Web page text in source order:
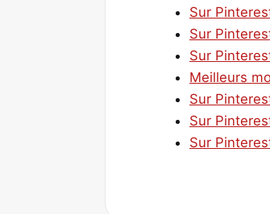
Sur
Sur
Sur
Meilleurs
Sur
Sur
Sur